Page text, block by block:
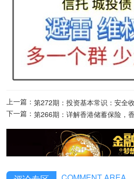
上一篇：第272期：投资基本常识：安全
好的投资是不可能有的，因为不
下一篇：第266期：详解香港储蓄保险，